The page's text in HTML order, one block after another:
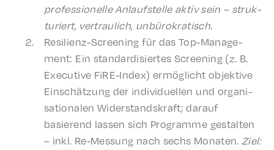
profes­sionelle Anlauf­stelle aktiv sein – struk­
turi­ert, vertraulich, unbürokratisch.
Resilienz-Screen­ing für das Top-Manage­
ment: Ein stan­dar­d­isiertes Screen­ing (z. B.
Exec­u­tive FiRE-Index) ermöglicht objek­tive
Einschätzung der indi­vidu­ellen und organ­i­
sa­tionalen Wider­stand­skraft; darauf
basierend lassen sich Programme gestal­ten
– inkl. Re-Messung nach sechs Monat­en.Ziel: